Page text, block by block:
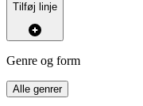
Tilføj linje
Genre og form
Alle genrer